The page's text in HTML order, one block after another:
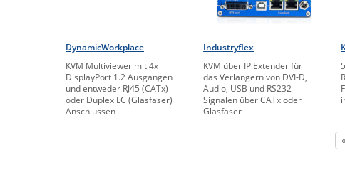
DynamicWorkplace
KVM Multiviewer mit 4x
DisplayPort 1.2 Ausgängen
und entweder RJ45 (CATx)
oder Duplex LC (Glasfaser)
Anschlüssen
Industryflex
KVM über IP Extender für
das Verlängern von DVI-D,
Audio, USB und RS232
Signalen über CATx oder
Glasfaser
«